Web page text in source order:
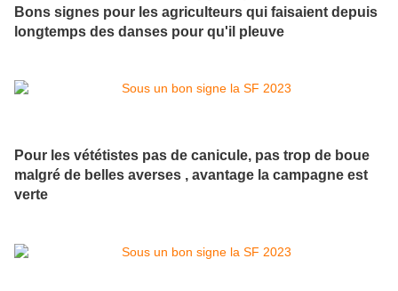
Bons signes pour les agriculteurs qui faisaient depuis
longtemps des danses pour qu'il pleuve
Pour les vététistes pas de canicule, pas trop de boue
malgré de belles averses , avantage la campagne est
verte